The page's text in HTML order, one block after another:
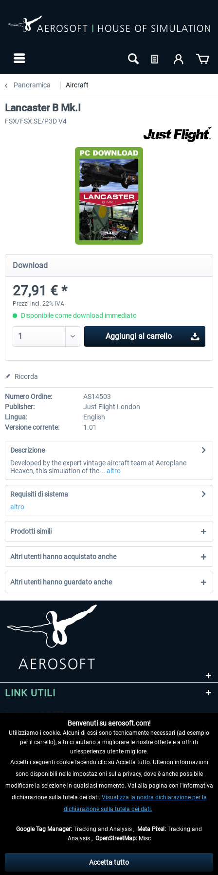
Panoramica Aircraft
Airbus Bundle
53,65 € *
iFly Jets-The 737NG for
Lancaster B Mk.I
FSX/FSX:SE/P3D V4
Download
27,91 € *
Prezzi incl. 22% IVA
Disponibile come download immediato
Aggiungi al carrello
Ricorda
Numero Ordine:
AS14503
Publisher:
Just Flight London
Lingua:
English
Versione corrente:
1.01
Descrizione
Developed by the expert vintage aircraft team at Aeroplane
Heaven, this simulation of the... altro
Requisiti di sistema
altro
Prodotti simili
Altri utenti hanno acquistato anche
Altri utenti hanno guardato anche
LINK UTILI
RECEDERE DAL CONTRATTO
INFORMAZIONI
eventualmente le spese di spedizione, se non diversamente descritto.
** Riguarda le spedizioni al di fuori della Germania, i tempi di consegna per le
Benvenuti su aerosoft.com!
Utilizziamo i cookie. Alcuni di essi sono tecnicamente necessari (ad esempio
per il carrello), altri ci aiutano a migliorare le nostre offerte e a offrirti
un'esperienza utente migliore.
Accetti i seguenti cookie facendo clic su Accetta tutto. Ulteriori informazioni
sono disponibili nelle impostazioni sulla privacy, dove è anche possibile
modificare la selezione in qualsiasi momento. Vai alla pagina con l'informativa
dichiarazione sulla tutela dei dati. Visualizza la nostra dichiarazione per la
dichiarazione sulla tutela dei dati.
Google Tag Manager: Tracking and Analysis , Meta Pixel: Tracking and
Analysis , OpenStreetMap:Misc
Accetta tutto